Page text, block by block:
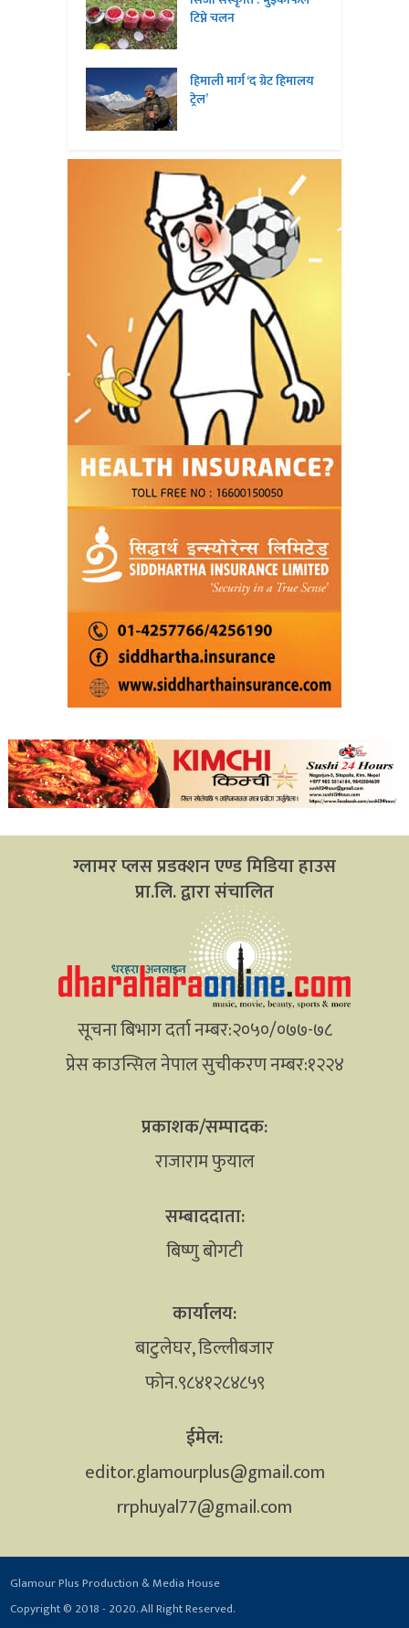
टिप्ने चलन
हिमाली मार्ग ‘द ग्रेट हिमालय
ट्रेल’
ग्लामर प्लस प्रडक्शन एण्ड मिडिया हाउस
प्रा.लि. द्वारा संचालित
सूचना बिभाग दर्ता नम्बर:२०५०/०७७-७८
प्रेस काउन्सिल नेपाल सुचीकरण नम्बर:१२२४
प्रकाशक/सम्पादक:
राजाराम फुयाल
सम्बाददाता:
बिष्णु बोगटी
कार्यालय:
बाटुलेघर, डिल्लीबजार
फोन.९८४१२८४८५९
ईमेल:
editor.glamourplus@gmail.com
rrphuyal77@gmail.com
Glamour Plus Production & Media House
Copyright © 2018 - 2020. All Right Reserved.